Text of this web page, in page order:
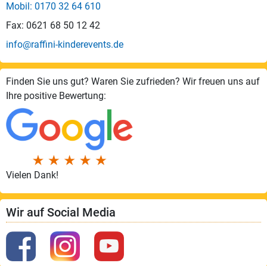
Mobil: 0170 32 64 610
Fax: 0621 68 50 12 42
info@raffini-kinderevents.de
Finden Sie uns gut? Waren Sie zufrieden? Wir freuen uns auf
Ihre positive Bewertung:
Vielen Dank!
Wir auf Social Media